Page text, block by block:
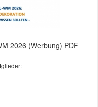
2026 (Werbung) PDF